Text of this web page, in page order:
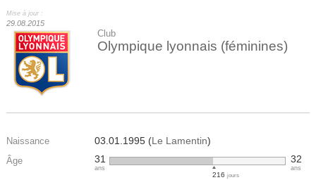
Mise à jour :
29.08.2015
Club
Olympique lyonnais (féminines)
Naissance 03.01.1995 (Le Lamentin)
Âge 31
ans
216 jours
32
ans